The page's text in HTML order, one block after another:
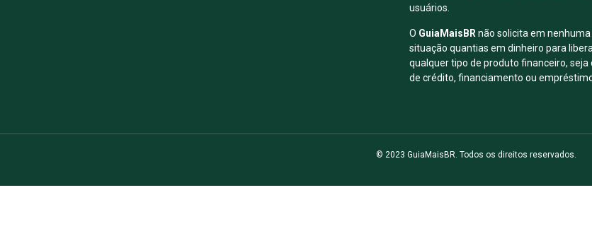
usuários.
O GuiaMaisBR não solicita em nenhuma
situação quantias em dinheiro para
qualquer tipo de produto financeiro, seja
de crédito, financiamento ou
© 2023 GuiaMaisBR. Todos os direitos reservados.